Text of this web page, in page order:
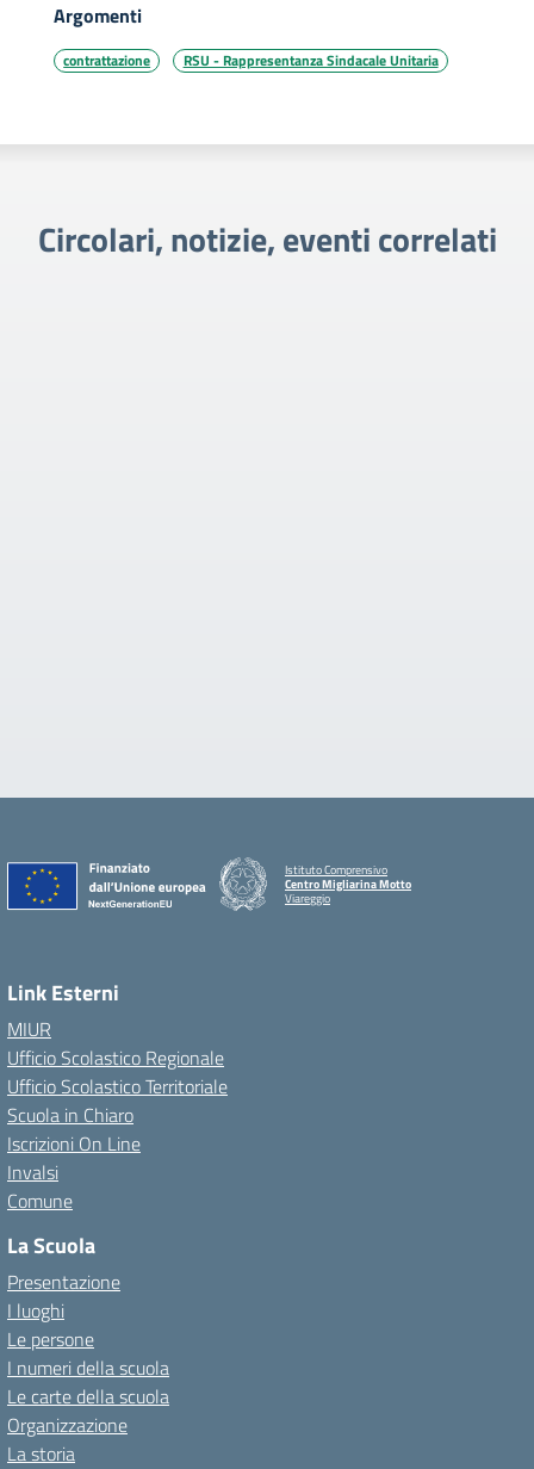
Argomenti
contrattazione RSU - Rappresentanza Sindacale Unitaria
Circolari, notizie, eventi correlati
Istituto Comprensivo
Centro Migliarina Motto
Viareggio
Link Esterni
MIUR
Ufficio Scolastico Regionale
Ufficio Scolastico Territoriale
Scuola in Chiaro
Iscrizioni On Line
Invalsi
Comune
La Scuola
Presentazione
I luoghi
Le persone
I numeri della scuola
Le carte della scuola
Organizzazione
La storia